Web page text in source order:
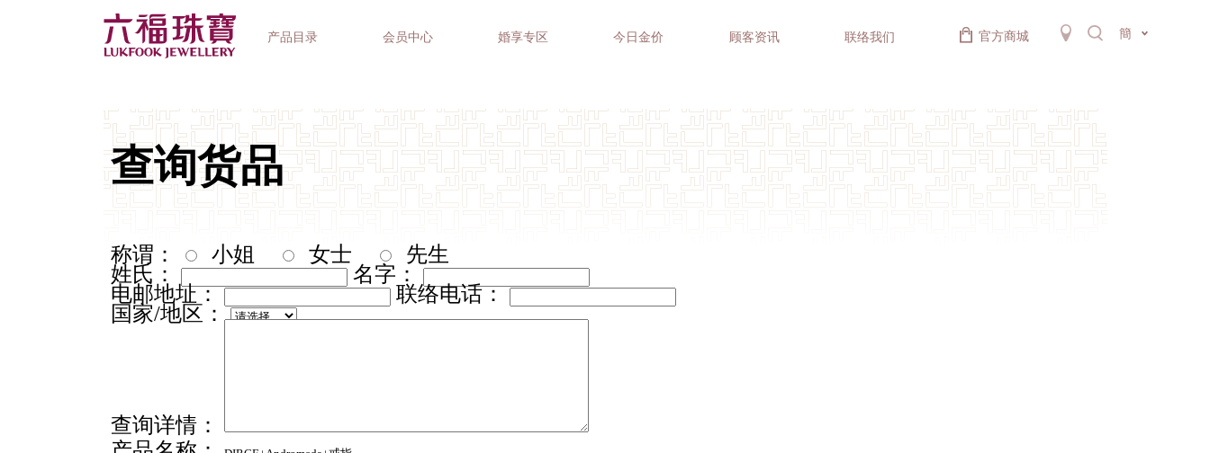
产品目录 会员中心 婚享专区 今日金价 顾客资讯 联络我们 官方商城 簡
钟表品牌 精选礼品